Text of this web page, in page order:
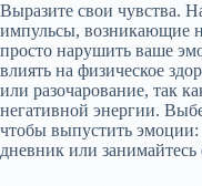
Выразите свои чувства.
импульсы, возникающие
просто нарушить ваше
влиять на физическое
или разочарование, так
негативной энергии.
чтобы выпустить эмоции:
дневник или